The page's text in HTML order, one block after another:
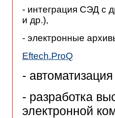
- интеграция СЭД c
и др.),
- электронные
Eftech.ProQ
-
- разработка
электронной